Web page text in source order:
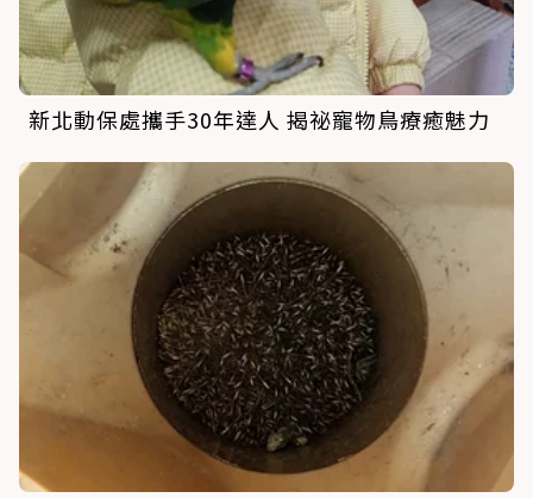
新北動保處攜手30年達人 揭祕寵物鳥療癒魅力